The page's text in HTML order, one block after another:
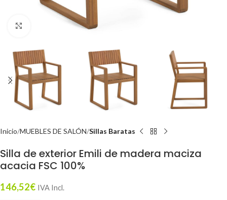
Click to enlarge
Inicio MUEBLES DE SALÓN Sillas Baratas
Silla de exterior Emili de madera maciza
acacia FSC 100%
146,52€ IVA Incl.